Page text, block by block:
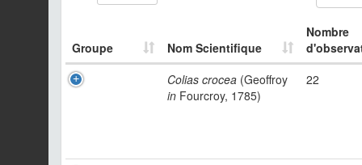
Groupe Nom Scientifique
Nombre
Colias crocea (Geoffroy
in Fourcroy, 1785)
22